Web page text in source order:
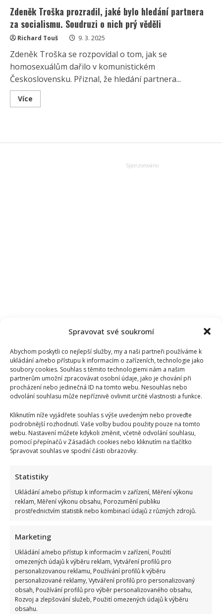
Spravovat své soukromí
Abychom poskytli co nejlepší služby, my a naši partneři používáme k
ukládání a/nebo přístupu k informacím o zařízeních, technologie jako
soubory cookies. Souhlas s těmito technologiemi nám a našim
partnerům umožní zpracovávat osobní údaje, jako je chování při
procházení nebo jedinečná ID na tomto webu. Nesouhlas nebo
odvolání souhlasu může nepříznivě ovlivnit určité vlastnosti a funkce.
Kliknutím níže vyjádřete souhlas s výše uvedeným nebo proveďte
podrobnější rozhodnutí. Vaše volby budou použity pouze na tomto
webu. Nastavení můžete kdykoli změnit, včetně odvolání souhlasu,
pomocí přepínačů v Zásadách cookies nebo kliknutím na tlačítko
Spravovat souhlas ve spodní části obrazovky.
Statistiky
Ukládání a/nebo přístup k informacím v zařízení, Měření výkonu
reklam, Měření výkonu obsahu, Porozumění publiku
prostřednictvím statistik nebo kombinací údajů z různých zdrojů.
Marketing
Ukládání a/nebo přístup k informacím v zařízení, Použití
omezených údajů k výběru reklam, Vytváření profilů pro
personalizovanou reklamu, Používání profilů k výběru
personalizované reklamy, Vytváření profilů pro personalizovaný
obsah, Používání profilů pro výběr personalizovaného obsahu,
Rozvoj a zlepšování služeb, Použití omezených údajů k výběru
obsahu.
Zdeněk Troška prozradil, jaké bylo hledání partnera
za socialismu. Soudruzi o nich prý věděli
Richard Touš 9. 3. 2025
Zdeněk Troška se rozpovídal o tom, jak se
homosexuálům dařilo v komunistickém
Československu. Přiznal, že hledání partnera...
Více
more
Tragický konec Františka Sahuly: Kytaristu Tří sester
mladíci ubili kvůli banálnímu sporu